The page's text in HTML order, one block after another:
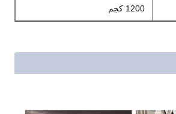
1200 كجم